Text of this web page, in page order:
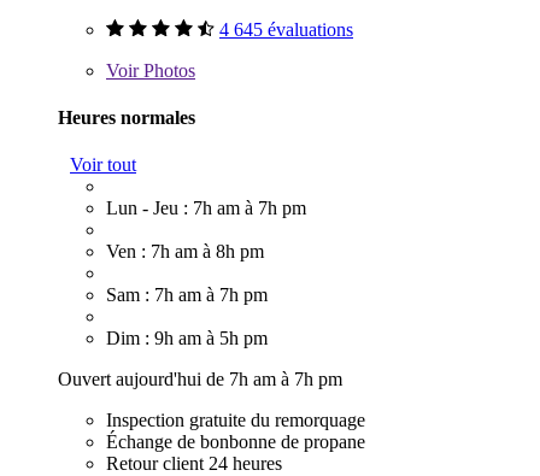
4 645 évaluations
VoirPhotos
Heures normales
Voir tout
Lun - Jeu : 7h am à 7h pm
Ven : 7h am à 8h pm
Sam : 7h am à 7h pm
Dim : 9h am à 5h pm
Ouvert aujourd'hui de 7h am à 7h pm
Inspection gratuite du remorquage
Échange de bonbonne de propane
Retour client 24 heures